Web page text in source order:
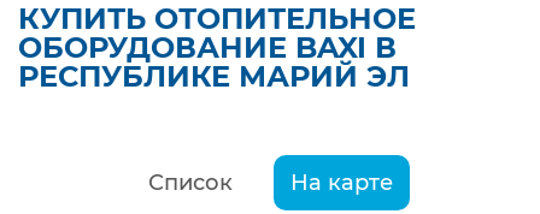
КУПИТЬ ОТОПИТЕЛЬНОЕ
ОБОРУДОВАНИЕ BAXI В
РЕСПУБЛИКЕ МАРИЙ ЭЛ
Список На карте